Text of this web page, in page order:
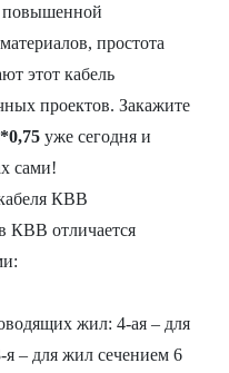
повышенной
простота
этот кабель
проектов. Закажите
уже сегодня и
сами!
КВВ
КВВ отличается
жил: 4-ая – для
– для жил сечением 6